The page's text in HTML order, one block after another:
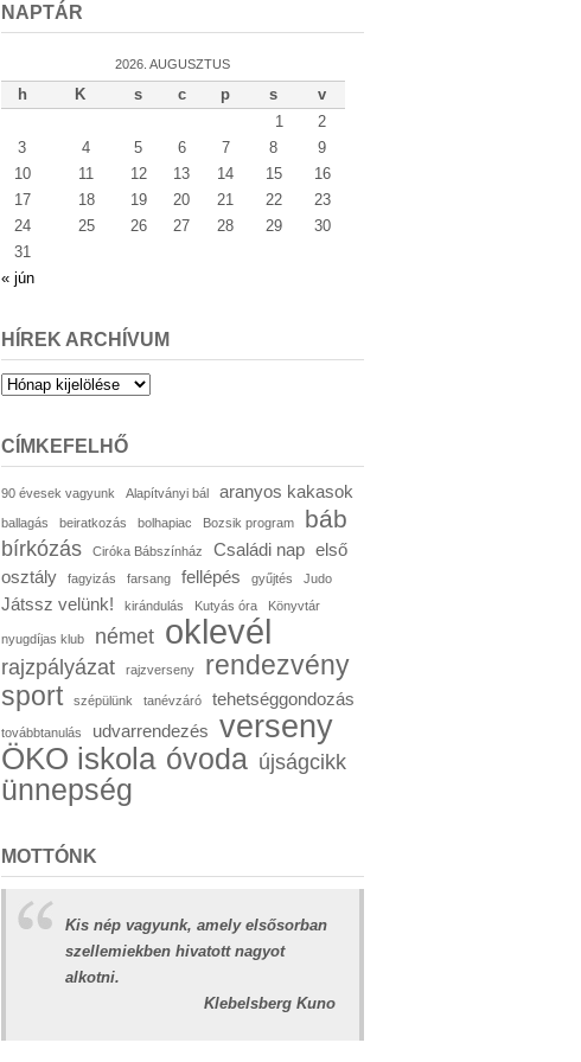
NAPTÁR
2026. AUGUSZTUS
h K s c p s
v
1
2
3
4 5 6 7 8
9
10
11 12 13 14 15
16
17
18 19 20 21 22
23
24
25 26 27 28 29
30
31
« jún
HÍREK ARCHÍVUM
Hírek
CÍMKEFELHŐ
90 évesek vagyunk Alapítványi bál aranyos kakasok
ballagás beiratkozás bolhapiac Bozsik program báb
bírkózás Ciróka Bábszínház Családi nap első
osztály
fagyizás farsang fellépés gyűjtés Judo
Játssz velünk! kirándulás Kutyás óra Könyvtár
nyugdíjas klub német oklevél
rajzpályázat rajzverseny
rendezvény
sport
szépülünk tanévzáró tehetséggondozás
továbbtanulás udvarrendezés verseny
ÖKO iskola óvoda újságcikk
ünnepség
MOTTÓNK
Kis nép vagyunk, amely elsősorban
szellemiekben hivatott nagyot
alkotni.
Klebelsberg Kuno